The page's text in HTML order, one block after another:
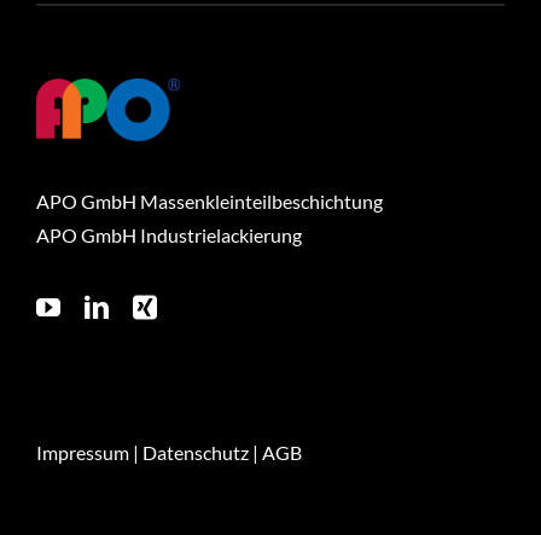
APO GmbH Massenkleinteilbeschichtung
APO GmbH Industrielackierung
Impressum| Datenschutz| AGB